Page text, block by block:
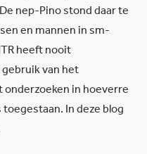
nep-Pino stond daar te
en mannen in sm-
heeft nooit
van het
onderzoeken in hoeverre
In deze blog